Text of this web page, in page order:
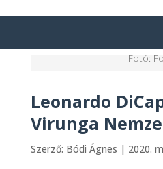
Fotó:
Leonardo
Virunga
Szerző: Bódi Ágnes | 2020.